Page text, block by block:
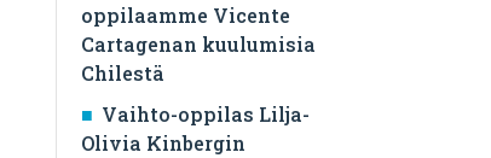
oppilaamme Vicente
Cartagenan kuulumisia
Chilestä
Vaihto-oppilas Lilja-
Olivia Kinbergin